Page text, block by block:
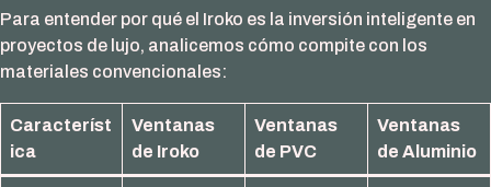
Para entender por qué el Iroko es la inversión inteligente en
proyectos de lujo, analicemos cómo compite con los
materiales convencionales:
Característ
ica
Ventanas
de Iroko
Ventanas
de PVC
Ventanas
de Aluminio